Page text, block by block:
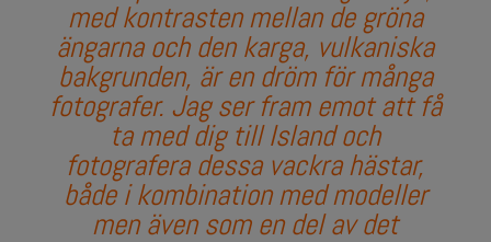
med kontrasten mellan de gröna
ängarna och den karga, vulkaniska
bakgrunden, är en dröm för många
fotografer. Jag ser fram emot att få
ta med dig till Island och
fotografera dessa vackra hästar,
både i kombination med modeller
men även som en del av det